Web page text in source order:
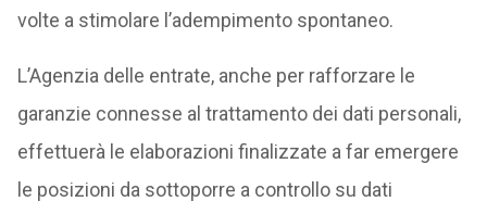
volte a stimolare l’adempimento spontaneo.
L’Agenzia delle entrate, anche per rafforzare le
garanzie connesse al trattamento dei dati personali,
effettuerà le elaborazioni finalizzate a far emergere
le posizioni da sottoporre a controllo su dati